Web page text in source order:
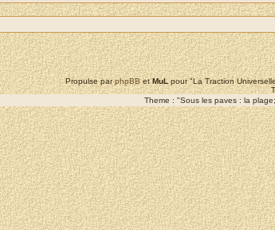
Propulse parphpBBetMuLpour "La Traction
Theme : "Sous les paves : la